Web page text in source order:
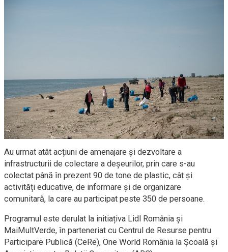
Au urmat atât acțiuni de amenajare și dezvoltare a
infrastructurii de colectare a deșeurilor, prin care s-au
colectat până în prezent 90 de tone de plastic, cât și
activități educative, de informare și de organizare
comunitară, la care au participat peste 350 de persoane.
Programul este derulat la initiațiva Lidl România și
MaiMultVerde, în parteneriat cu Centrul de Resurse pentru
Participare Publică (CeRe), One World România la Școală și